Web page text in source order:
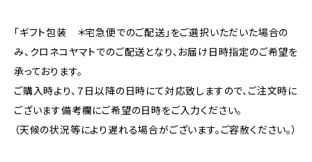
「ギフト包装 ＊宅急便でのご配送」をご選択いただいた場合の
み、クロネコヤマトでのご配送となり、お届け日時指定のご希望を
承っております。
ご購入時より、７日以降の日時にて対応致しますので、ご注文時に
ございます備考欄にご希望の日時をご入力ください。
（天候の状況等により遅れる場合がございます。ご容赦ください。）